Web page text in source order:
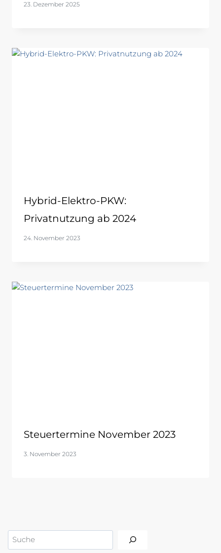
23. Dezember 2025
Hybrid-Elektro-PKW:
Privatnutzung ab 2024
24. November 2023
Steuertermine November 2023
3. November 2023
Suchen